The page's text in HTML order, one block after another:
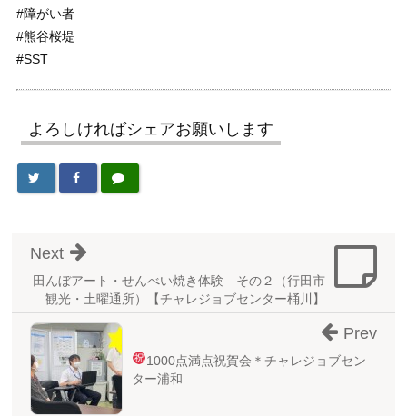
#障がい者
#熊谷桜堤
#SST
よろしければシェアお願いします
田んぼアート・せんべい焼き体験 その２（行田市
観光・土曜通所）【チャレジョブセンター桶川】
Next
1000点満点祝賀会＊チャレジョブセン
ター浦和
Prev